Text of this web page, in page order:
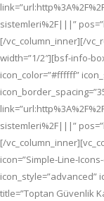
sistemleri%2F|||”
[/vc_column_inner][/
width=”1/2″][bsf-info-
icon_color=”#ffffff”
sistemleri%2F|||”
[/
icon=”Simple-Line-
icon_style=”advanced”
title=”Toptan Güvenlik